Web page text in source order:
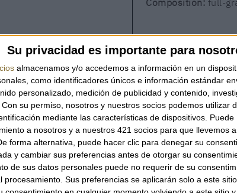
Su privacidad es importante para
almacenamos y/o accedemos a información en un
como identificadores únicos e información estándar
personalizado, medición de publicidad y contenido,
Con su permiso, nosotros y nuestros socios podemos utilizar
mediante las características de dispositivos. Puede
a nosotros y a nuestros 421 socios para que llevemos
forma alternativa, puede hacer clic para denegar su
y cambiar sus preferencias antes de otorgar su
de sus datos personales puede no requerir de su
procesamiento. Sus preferencias se aplicarán solo a este
Composition: full-
A practical and
artisanal elegance.
AVAILABILITY
ONLY1UNIT
QUANTITY